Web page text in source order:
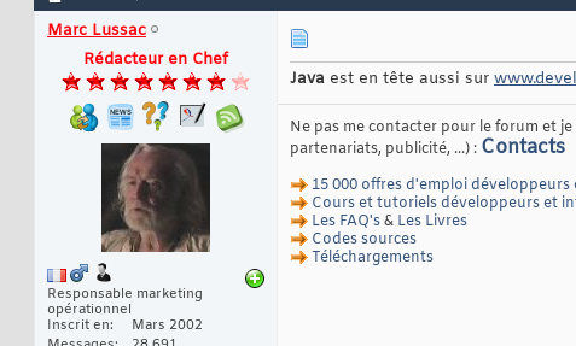
Marc Lussac
Rédacteur en Chef
Responsable marketing
opérationnel
Inscrit en
Mars 2002
Java est en tête aussi sur
Ne pas me contacter pour le forum et
partenariats, publicité, ...) : Contacts
15 000 offres d'emploi
Cours et tutoriels développeurs et
Les FAQ's& Les Livres
Codes sources
Téléchargements